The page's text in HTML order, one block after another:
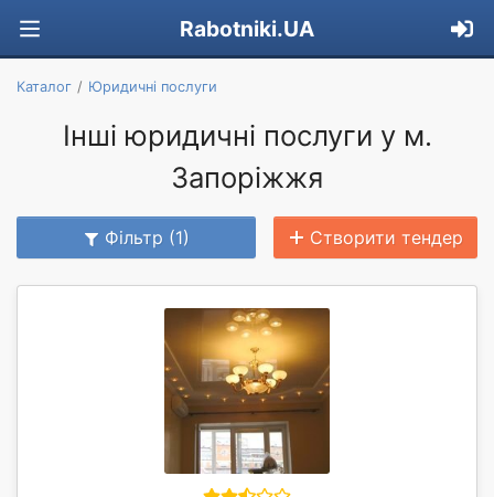
Rabotniki.UA
Каталог Юридичні послуги
Інші юридичні послуги у м.
Запоріжжя
Фільтр (1) Створити тендер